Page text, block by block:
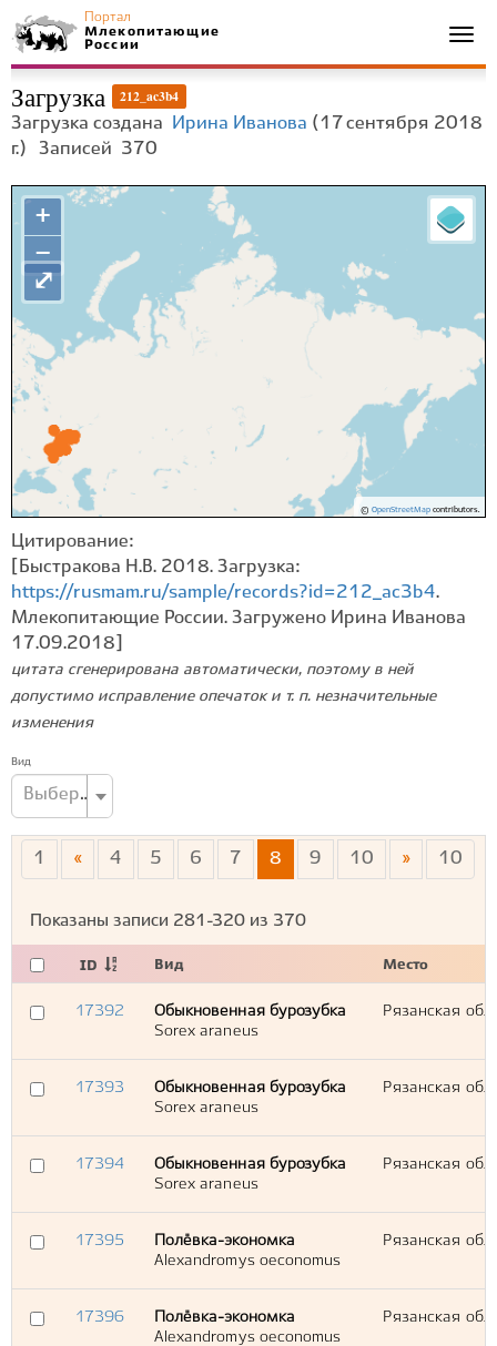
Портал
Млекопитающие
России
Загрузка 212_ac3b4
Загрузка создана Ирина Иванова (17 сентября 2018
г.) Записей 370
+
−
© OpenStreetMapcontributors.
⤢
Цитирование:
[Быстракова Н.В. 2018. Загрузка:
https://rusmam.ru/sample/records?id=212_ac3b4.
Млекопитающие России. Загружено Ирина Иванова
17.09.2018]
цитата сгенерирована автоматически, поэтому в ней
допустимо исправление опечаток и т. п. незначительные
изменения
Вид
Выберите вид...
1 « 4 5 6 7 8 9 10 » 10
Показаны записи 281-320 из 370
ID Вид Место
17392
Обыкновенная бурозубка
Sorex araneus
Рязанская
17393
Обыкновенная бурозубка
Sorex araneus
Рязанская
17394
Обыкновенная бурозубка
Sorex araneus
Рязанская
17395
Полёвка-экономка
Alexandromys oeconomus
Рязанская
17396
Полёвка-экономка
Alexandromys oeconomus
Рязанская